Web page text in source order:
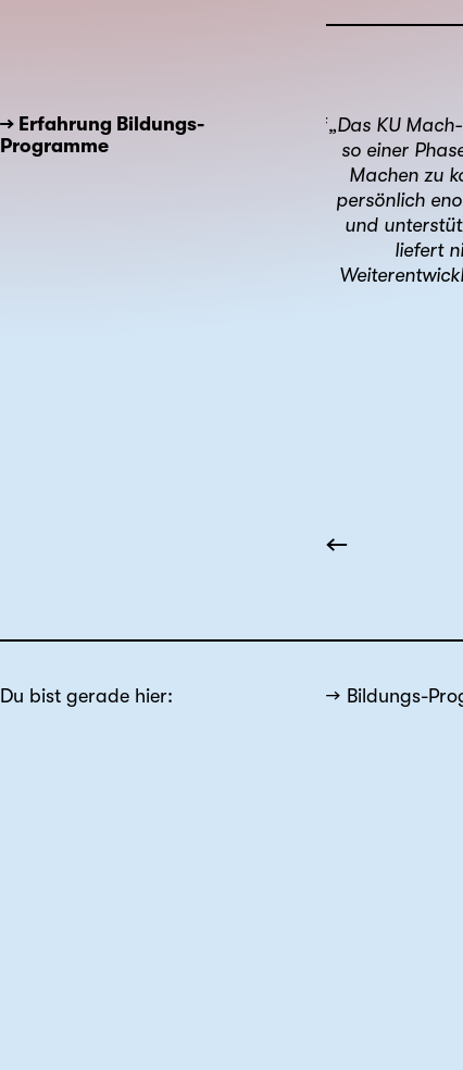
→ Erfahrung Bildungs-
Programme
←
wirklich zu begegnen. Du gehst auf
dein unternehmerischer Weg
„Das KU
so einer
Machen zu
persönlich
und
liefert
Du bist gerade hier: Bildungs-